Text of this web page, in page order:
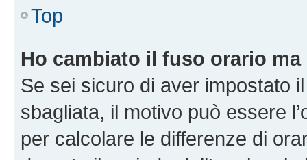
Top
Ho cambiato il fuso orario ma
Se sei sicuro di aver impostato
sbagliata, il motivo può essere
per calcolare le differenze di